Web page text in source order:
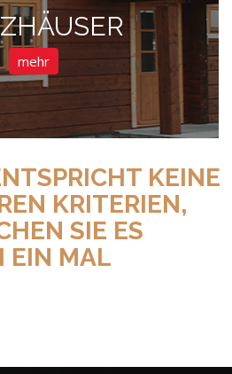
mehr
KEINE
KRITERIEN,
SIE ES
EIN MAL